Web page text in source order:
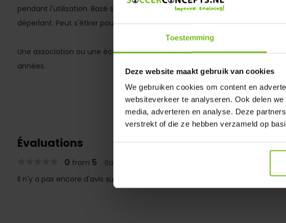
Toestemming
Deze website maakt gebruik van cookies
We gebruiken cookies om content en
websiteverkeer te analyseren. Ook delen
media, adverteren en analyse. Deze
verstrekt of die ze hebben verzameld op
pendant l'utilisation. Basé sur une bande élastique de 2 cm qui est
déperlant. Peut s'étirer pour doubler sa propre longueur. Fixez avec des
Une association ou une école l'achète une fois et en profite pendant de
années.
Évaluations
0 from 5 Based on 0 reviews
Il n'y a pas encore d'avis sur ce produit..